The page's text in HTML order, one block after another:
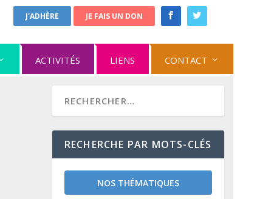
J'ADHÈRE JE FAIS UN DON
ACTIVITÉS LIENS CONTACT
RECHERCHE PAR MOTS-CLÉS
NOS THÉMATIQUES